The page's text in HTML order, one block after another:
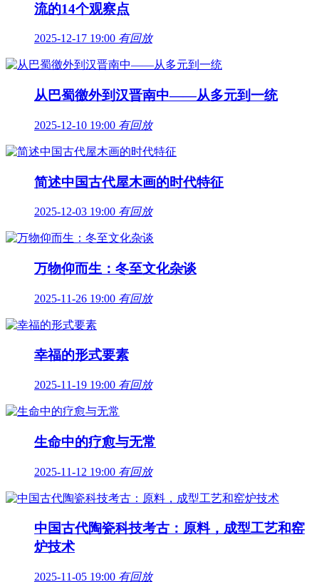
流的14个观察点
2025-12-17 19:00 有回放
从巴蜀徼外到汉晋南中——从多元到一统
2025-12-10 19:00 有回放
简述中国古代屋木画的时代特征
2025-12-03 19:00 有回放
万物仰而生：冬至文化杂谈
2025-11-26 19:00 有回放
幸福的形式要素
2025-11-19 19:00 有回放
生命中的疗愈与无常
2025-11-12 19:00 有回放
中国古代陶瓷科技考古：原料，成型工艺和窑
炉技术
2025-11-05 19:00 有回放